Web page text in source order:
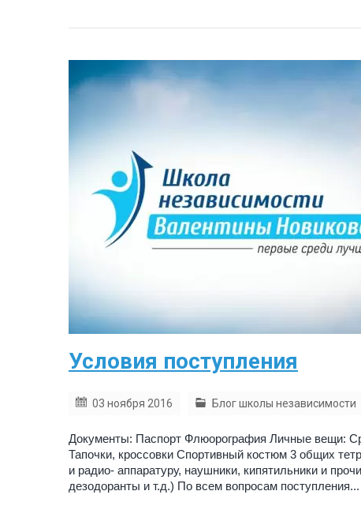
Условия поступления
03 ноября 2016 Блог школы независимости
Документы: Паспорт Флюорография Личные вещи:
Тапочки, кроссовки Спортивный костюм 3 общих
и радио- аппаратуру, наушники, кипятильники и
дезодоранты и т.д.) По всем вопросам поступления...